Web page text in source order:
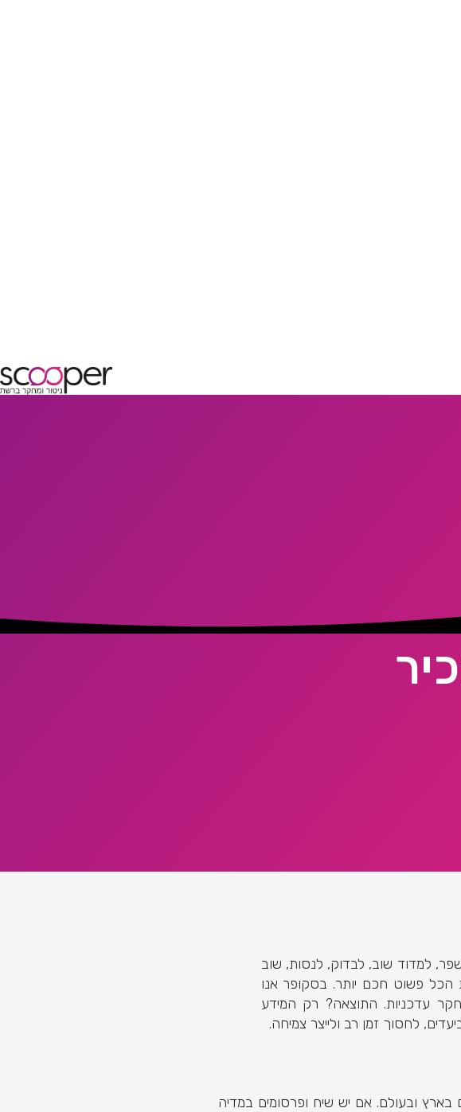
למדוד שוב, לבדוק, לנסות, שוב
הכל פשוט חכם יותר. בסקופר אנו
עדכניות. התוצאה? רק המידע
לחסוך זמן רב ולייצר צמיחה.
המובילים בארץ ובעולם. אם יש שיח ופרסומים במדיה